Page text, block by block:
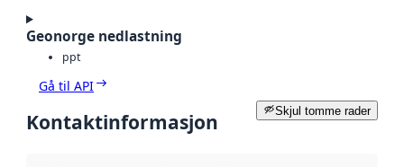
Geonorge nedlastning
ppt
Gå til API
Skjul tomme rader
Kontaktinformasjon